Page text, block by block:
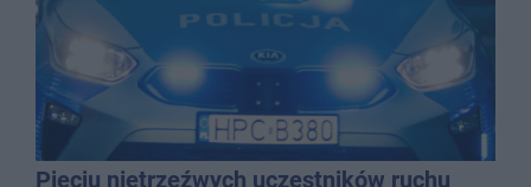
Pięciu nietrzeźwych uczestników ruchu